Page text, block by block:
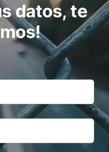
datos, te